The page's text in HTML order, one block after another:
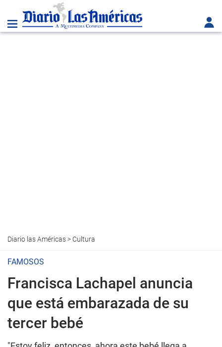
Diario las Américas> Cultura
FAMOSOS
Francisca Lachapel anuncia
que está embarazada de su
tercer bebé